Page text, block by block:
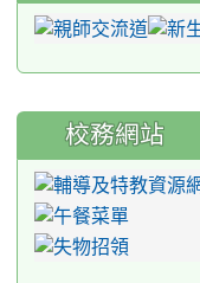
校務網站